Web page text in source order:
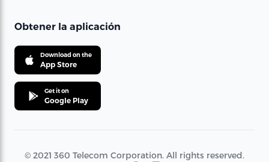
Obtener la aplicación
Download on the
App Store
Get it on
Google Play
© 2021 360 Telecom Corporation. All rights reserved.